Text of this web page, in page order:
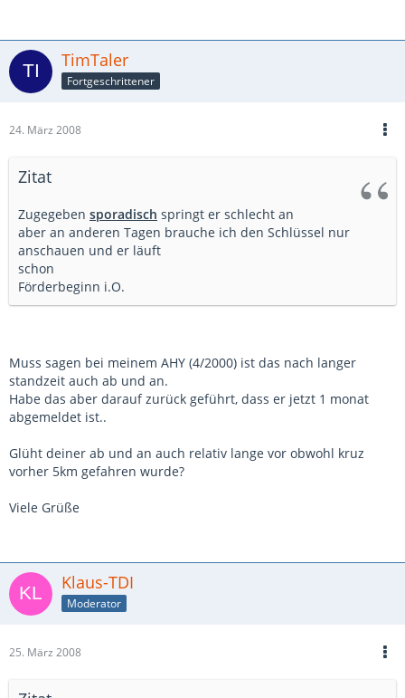
TimTaler
Fortgeschrittener
24. März 2008
Zitat
Zugegeben sporadisch springt er schlecht an
aber an anderen Tagen brauche ich den Schlüssel nur
anschauen und er läuft
schon
Förderbeginn i.O.
Muss sagen bei meinem AHY (4/2000) ist das nach langer
standzeit auch ab und an.
Habe das aber darauf zurück geführt, dass er jetzt 1 monat
abgemeldet ist..
Glüht deiner ab und an auch relativ lange vor obwohl kruz
vorher 5km gefahren wurde?
Viele Grüße
Klaus-TDI
Moderator
25. März 2008